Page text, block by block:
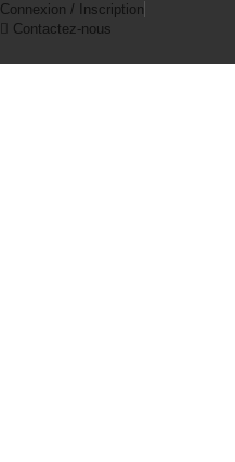
Connexion / Inscription
Contactez-nous